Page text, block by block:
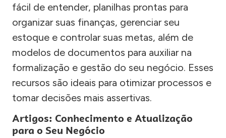
fácil de entender, planilhas prontas para
organizar suas finanças, gerenciar seu
estoque e controlar suas metas, além de
modelos de documentos para auxiliar na
formalização e gestão do seu negócio. Esses
recursos são ideais para otimizar processos e
tomar decisões mais assertivas.
Artigos: Conhecimento e Atualização
para o Seu Negócio